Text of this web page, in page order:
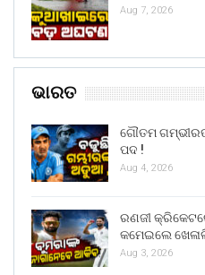
Aug 7, 2026
ଭାରତ
ଗୌତମ
ପଦ !
Aug 4, 2026
ରଣଜୀ
କମେଇଲେ
Aug 3, 2026